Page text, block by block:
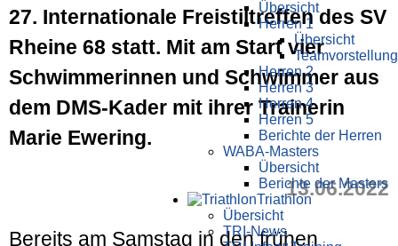
Übersicht
Herren 1
Übersicht
Teamvorstellung
Herren 2
Herren 3
Herren 4
Herren 5
Berichte der Herren
WABA-Masters
Übersicht
Berichte der Masters
Triathlon
Übersicht
TRI-News
27. Internationale Freistil­treffen des SV
Rheine 68 statt. Mit am Start vier
Schwimmerinnen und Schwimmer aus
dem DMS-Kader mit ihrer Trainerin
Marie Ewering.
13.06.2022
Bereits am Samstag in den frühen